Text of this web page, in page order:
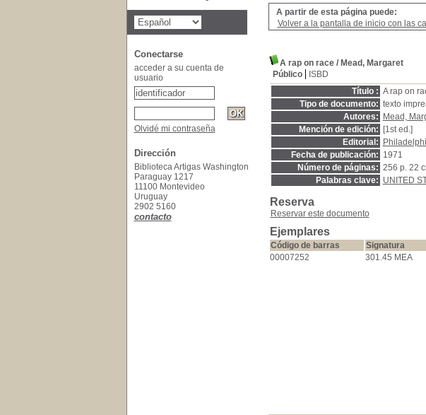
A partir de esta página puede:
Volver a la pantalla de inicio con las
A rap on race/ Mead, Margaret
Público
ISBD
Título : A rap on
Tipo de documento: texto
Autores:
Mead,
Mención de edición:
[1st ed.]
Editorial:
Fecha de publicación: 1971
Número de páginas: 256 p. 22
Palabras clave: UNITED
Reserva
Reservar este documento
Ejemplares
Código de barras Signatura
00007252
301.45 MEA
Conectarse
acceder a su cuenta de
usuario
Olvidé mi contraseña
Dirección
Biblioteca Artigas Washington
Paraguay 1217
11100 Montevideo
Uruguay
2902 5160
contacto